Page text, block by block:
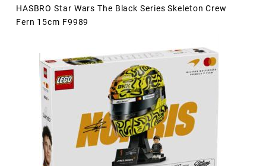
HASBRO Star Wars The Black Series Skeleton Crew
Fern 15cm F9989